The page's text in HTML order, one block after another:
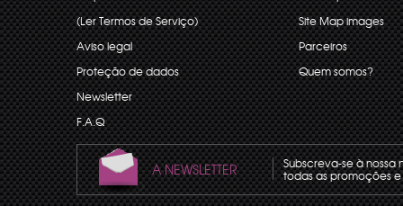
(Ler Termos de Serviço)
Aviso legal
Proteção de dados
Newsletter
F.A.Q
Site Map images
Parceiros
Quem somos?
A NEWSLETTER Subscreva-se à
todas as promoções